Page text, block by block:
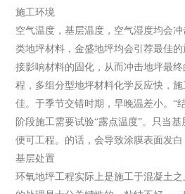
施工环境
空气温度，基层温度，空气湿度均会
类地坪材料，金盛地坪均会引荐最佳
接影响材料的固化，从而冲击地坪最
程，多组分型地坪材料化学反应快，
佳。于季节交错时期，早晚温差小。“
阶段施工需要试验“露点温度”。只当基
便可工程。的话，会导致涂膜表面发白
基层处置
环氧地坪工程实际上是施工于混凝土